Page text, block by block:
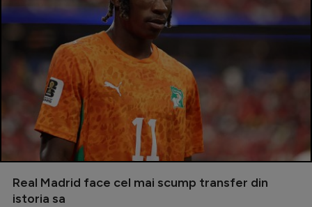
Real Madrid face cel mai scump transfer din
istoria sa